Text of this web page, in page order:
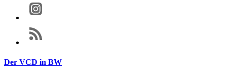
Der VCD in BW